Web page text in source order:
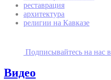
реставрация
архитектура
религии на Кавказе
Подписывайтесь на наc
Видео